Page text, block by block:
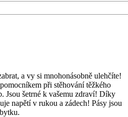
a vy si mnohonásobně ulehčíte!
při stěhování těžkého
Jsou šetrné k vašemu zdraví! Díky
napětí v rukou a zádech! Pásy jsou